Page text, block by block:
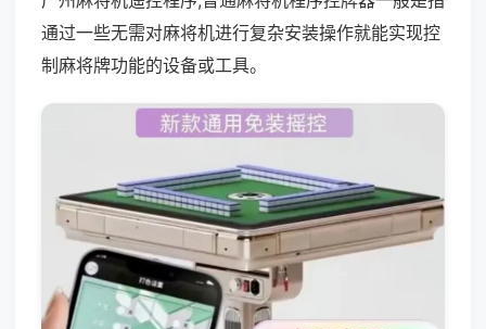
通过一些无需对麻将机进行复杂安装操作就能实现控
制麻将牌功能的设备或工具。